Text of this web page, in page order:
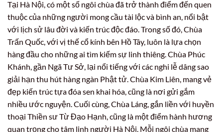
Tại Hà Nội, có một số ngôi chùa đã trở thành điểm đến quen
thuộc của những người mong cầu tài lộc và bình an, nổi bật
với lịch sử lâu đời và kiến trúc độc đáo. Trong số đó, Chùa
Trấn Quốc, với vị thế cổ kính bên Hồ Tây, luôn là lựa chọn
hàng đầu cho những ai tìm kiếm sự linh thiêng. Chùa Phúc
Khánh, gần Ngã Tư Sở, lại nổi tiếng với các nghi lễ dâng sao
giải hạn thu hút hàng ngàn Phật tử. Chùa Kim Liên, mang vẻ
đẹp kiến trúc tựa đóa sen khai hóa, cũng là nơi gửi gắm
nhiều ước nguyện. Cuối cùng, Chùa Láng, gắn liền với huyền
thoại Thiền sư Từ Đạo Hạnh, cũng là một điểm hành hương
quan trọng cho tâm linh người Hà Nội. Mỗi ngôi chùa mang